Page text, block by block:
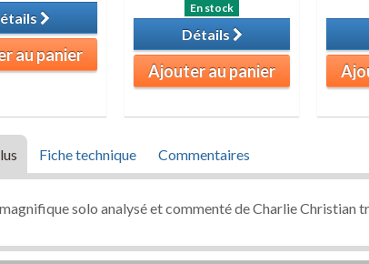
au panier
En stock
Détails
Ajouter au panier
Fiche technique Commentaires
solo analysé et commenté de Charlie Christian